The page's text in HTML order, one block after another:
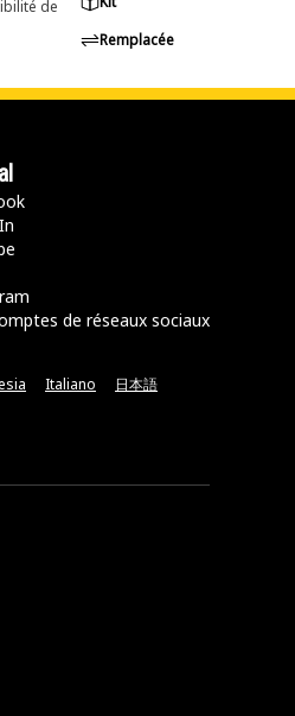
de
Remplacée
de réseaux sociaux
Italiano 日本語